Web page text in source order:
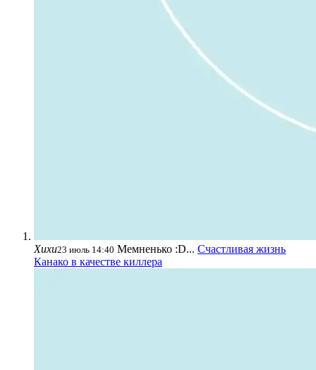
Хихи23 июль 14:40 Мемненько :D... Счастливая жизнь
Канако в качестве киллера